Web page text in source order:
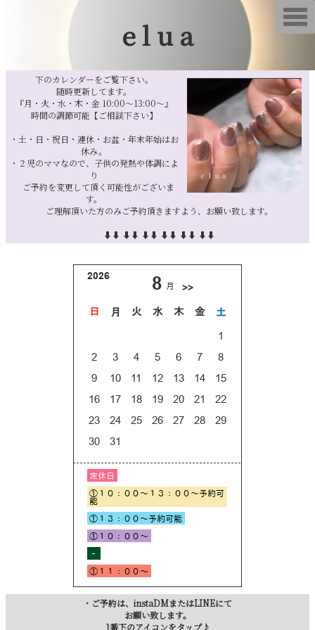
e l u a
下のカレンダーをご覧下さい。
随時更新してます。
『月・火・水・木・金 10:00〜13:00〜』
時間の調節可能【ご相談下さい】
・土・日・祝日・連休・お盆・年末年始はお
休み。
・２児のママなので、子供の発熱や体調によ
り
ご予約を変更して頂く可能性がございま
す。
ご理解頂いた方のみご予約頂きますよう、お願い致します。
⬇︎⬇︎ ⬇︎⬇︎ ⬇︎⬇︎ ⬇︎⬇︎ ⬇︎⬇︎ ⬇︎⬇︎
・ご予約は、instaDMまたはLINEにて
お願い致します。
1番下のアイコンをタップ♪
T
o
g
n
a
v
i
g
a
t
i